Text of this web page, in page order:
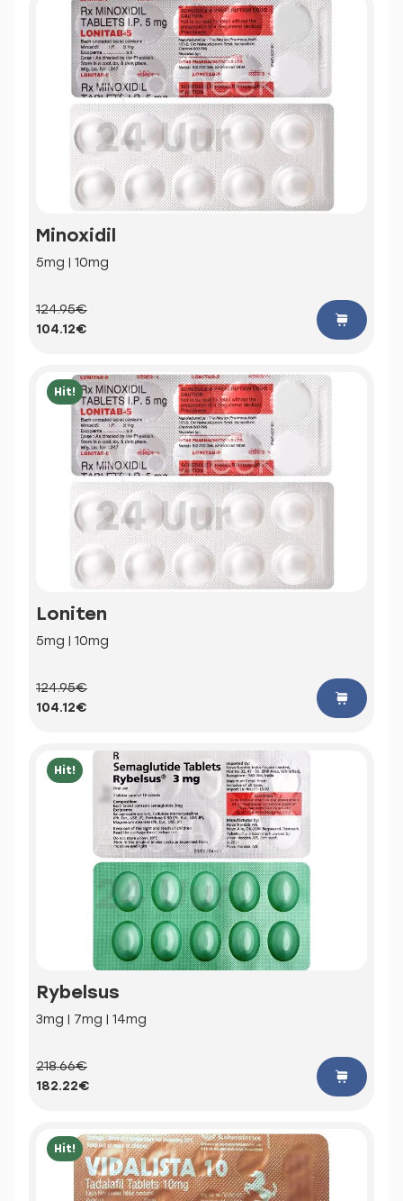
Minoxidil
5mg | 10mg
124.95€
104.12€
Hit!
Loniten
5mg | 10mg
124.95€
104.12€
Hit!
Rybelsus
3mg | 7mg | 14mg
218.66€
182.22€
Hit!